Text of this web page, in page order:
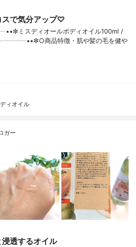
スで気分アップ♡
スディオールボディオイル100ml /
商品特徴・肌や髪の毛を健や
ィオイル
ガー
透するオイル